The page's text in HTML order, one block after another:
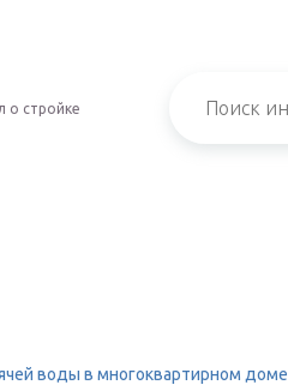
о стройке
воды в многоквартирном доме